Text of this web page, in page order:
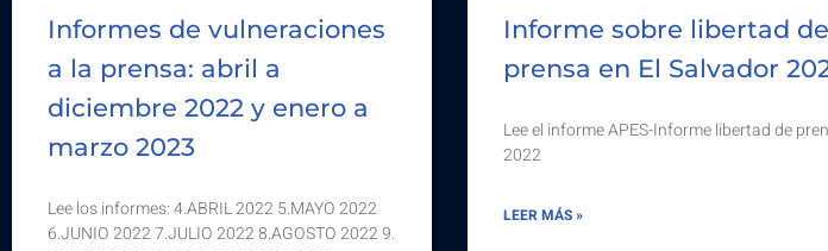
Informes de vulneraciones
a la prensa: abril a
diciembre 2022 y enero a
marzo 2023
Lee los informes: 4.ABRIL 2022 5.MAYO 2022
6.JUNIO 2022 7.JULIO 2022 8.AGOSTO 2022 9.
Informe sobre libertad de
prensa en El Salvador
Lee el informe APES-Informe libertad de
2022
LEER MÁS »